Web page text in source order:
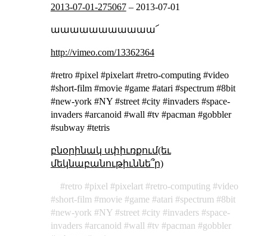
2013-07-01-275067– 2013-07-01
աաաաաաաաաաա՜
http://vimeo.com/13362364
#retro #pixel #pixelart #retro-computing #video
#short-film #movie #game #atari #spectrum #8bit
#new-york #NY #street #city #invaders #space-
invaders #arcanoid #wall #tv #pacman #gobbler
#subway #tetris
բնօրինակ սփիւռքում(եւ
մեկնաբանութիւննե՞ր)
retro pixel pixelart retro-computing
video
short-film
movie game atari spectrum
8bit
new-york
NY street city invaders
space-
invaders
arcanoid wall tv pacman
gobbler